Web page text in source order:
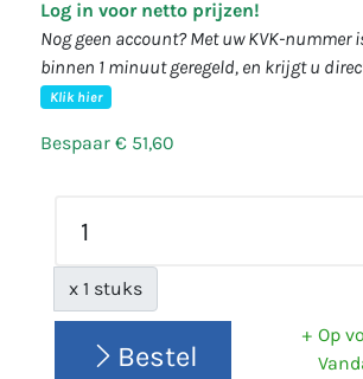
Log in voor netto prijzen!
Nog geen account? Met uw KVK-nummer
binnen 1 minuut geregeld, en krijgt u
Klik hier
Bespaar € 51,60
x 1 stuks
Bestel
Op